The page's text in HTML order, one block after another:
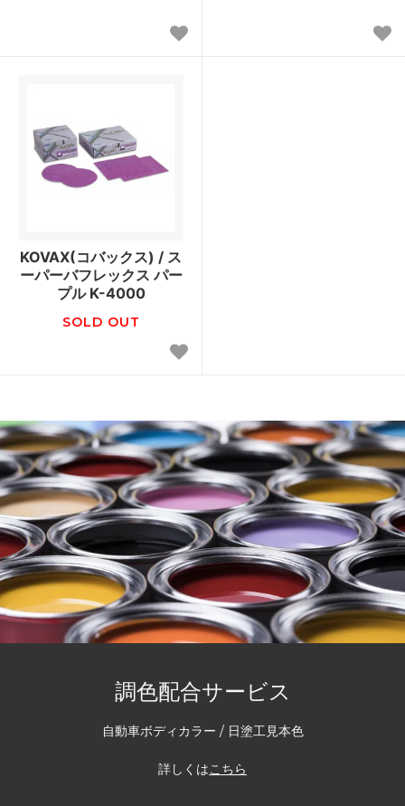
KOVAX(コバックス) / ス
ーパーバフレックス パー
プル K-4000
SOLD OUT
調色配合サービス
自動車ボディカラー / 日塗工見本色
詳しくはこちら